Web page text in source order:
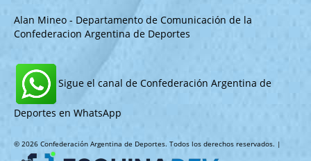
Alan Mineo - Departamento de Comunicación de la
Confederacion Argentina de Deportes
Sigue el canal de Confederación Argentina de
Deportes en WhatsApp
© 2026 Confederación Argentina de Deportes. Todos los derechos reservados. |